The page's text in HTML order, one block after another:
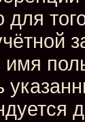
для
имя